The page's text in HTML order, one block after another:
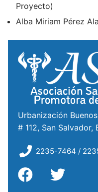
Proyecto)
Alba Miriam Pérez
Urbanización
# 112, San Salvador,
2235-7464 /